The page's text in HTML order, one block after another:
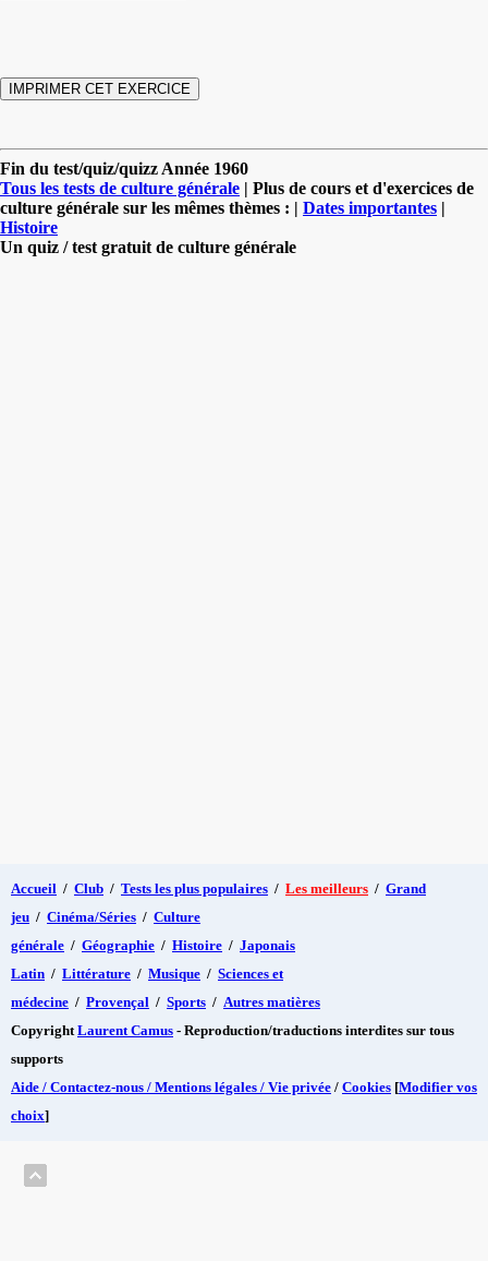
Fin du test/quiz/quizz Année 1960
Tous les tests de culture générale | Plus de cours et d'exercices de
culture générale sur les mêmes thèmes : | Dates importantes |
Histoire
Un quiz / test gratuit de culture générale
Accueil / Club / Tests les plus populaires / Les meilleurs / Grand
jeu / Cinéma/Séries / Culture
générale / Géographie / Histoire / Japonais
Latin / Littérature / Musique / Sciences et
médecine / Provençal / Sports / Autres matières
Copyright Laurent Camus - Reproduction/traductions interdites sur tous
supports
Aide / Contactez-nous / Mentions légales / Vie privée / Cookies [Modifier vos
choix]